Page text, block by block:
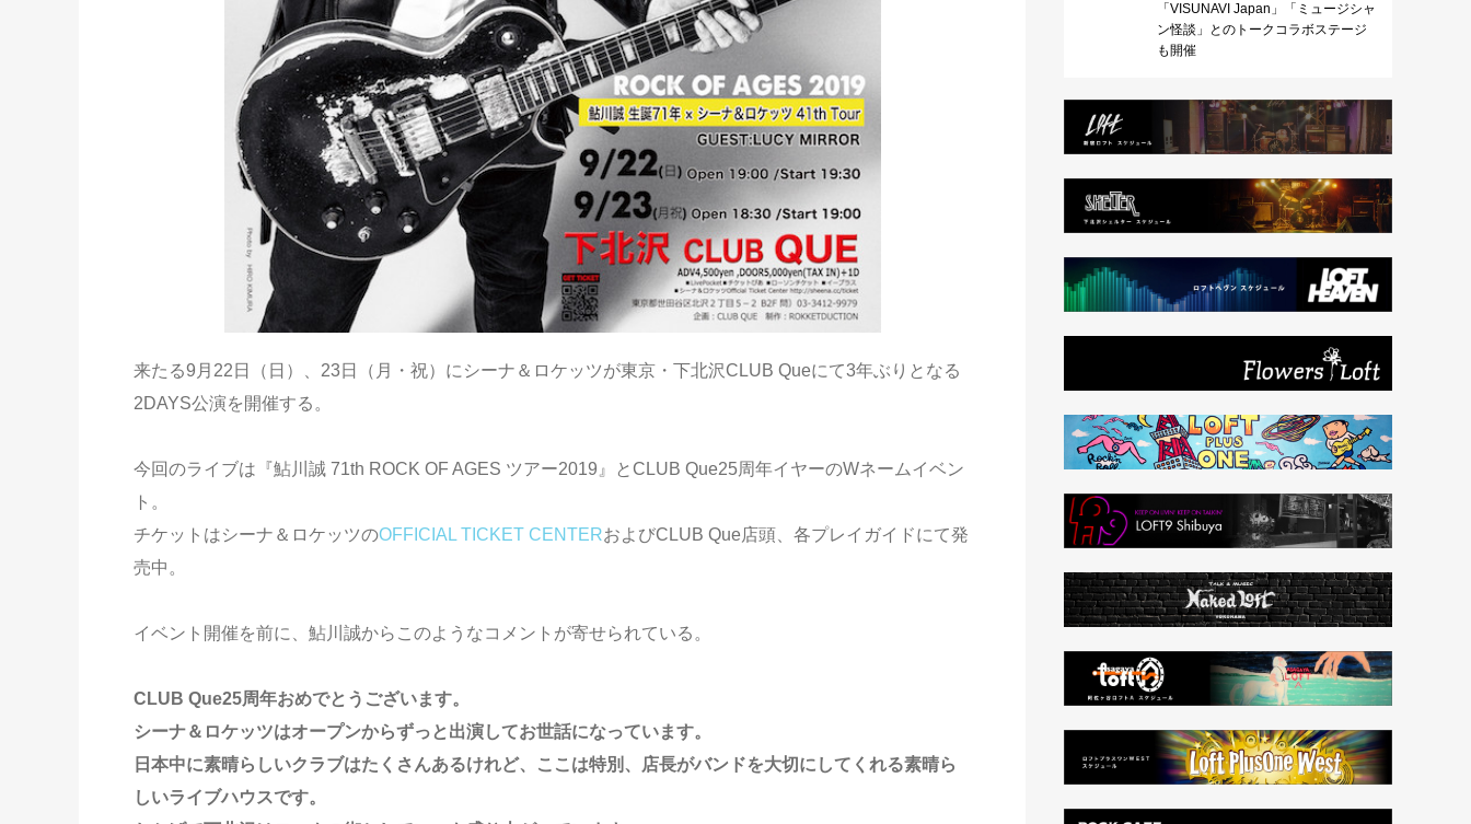
来たる9月22日（日）、23日（月・祝）にシーナ＆ロケッツが東京・下北沢CLUB Queにて3年ぶりとなる
2DAYS公演を開催する。
今回のライブは『鮎川誠 71th ROCK OF AGES ツアー2019』とCLUB Que25周年イヤーのWネームイベン
ト。
チケットはシーナ＆ロケッツのOFFICIAL TICKET CENTERおよびCLUB Que店頭、各プレイガイドにて発
売中。
イベント開催を前に、鮎川誠からこのようなコメントが寄せられている。
CLUB Que25周年おめでとうございます。
シーナ＆ロケッツはオープンからずっと出演してお世話になっています。
日本中に素晴らしいクラブはたくさんあるけれど、ここは特別、店長がバンドを大切にしてくれる素晴ら
しいライブハウスです。
「VISUNAVI Japan」「ミュージシャ
ン怪談」とのトークコラボステージ
も開催